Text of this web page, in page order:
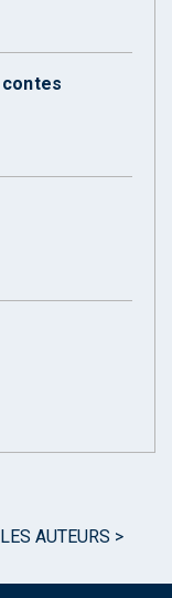
AUTEURS >